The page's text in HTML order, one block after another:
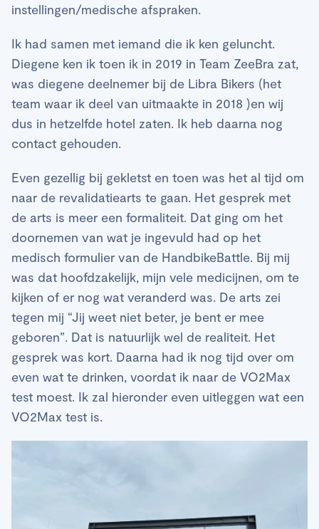
instellingen/medische afspraken.
Ik had samen met iemand die ik ken geluncht.
Diegene ken ik toen ik in 2019 in Team ZeeBra zat,
was diegene deelnemer bij de Libra Bikers (het
team waar ik deel van uitmaakte in 2018 )en wij
dus in hetzelfde hotel zaten. Ik heb daarna nog
contact gehouden.
Even gezellig bij gekletst en toen was het al tijd om
naar de revalidatiearts te gaan. Het gesprek met
de arts is meer een formaliteit. Dat ging om het
doornemen van wat je ingevuld had op het
medisch formulier van de HandbikeBattle. Bij mij
was dat hoofdzakelijk, mijn vele medicijnen, om te
kijken of er nog wat veranderd was. De arts zei
tegen mij “Jij weet niet beter, je bent er mee
geboren”. Dat is natuurlijk wel de realiteit. Het
gesprek was kort. Daarna had ik nog tijd over om
even wat te drinken, voordat ik naar de VO2Max
test moest. Ik zal hieronder even uitleggen wat een
VO2Max test is.